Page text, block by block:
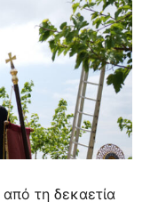
από τη δεκαετία